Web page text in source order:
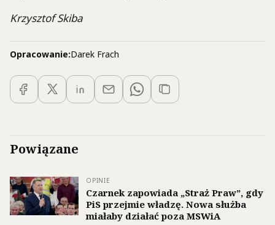
Krzysztof Skiba
Opracowanie:Darek Frach
Powiązane
OPINIE
Czarnek zapowiada „Straż Praw”, gdy
PiS przejmie władzę. Nowa służba
miałaby działać poza MSWiA